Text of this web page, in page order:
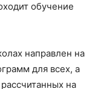
обучение
направлен на
для всех, а
на